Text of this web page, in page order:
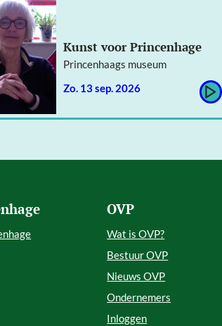
Kunst voor Princenhage
Princenhaags museum
zo. 13 sep. 2026
OVP
Wat is OVP?
Bestuur OVP
Nieuws OVP
Ondernemers
Inloggen